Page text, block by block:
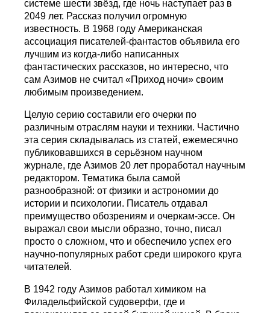
системе шести звёзд, где ночь наступает раз в
2049 лет. Рассказ получил огромную
известность. В 1968 году Американская
ассоциация писателей-фантастов объявила его
лучшим из когда-либо написанных
фантастических рассказов, но интересно, что
сам Азимов не считал «Приход ночи» своим
любимым произведением.
Целую серию составили его очерки по
различным отраслям науки и техники. Частично
эта серия складывалась из статей, ежемесячно
публиковавшихся в серьёзном научном
журнале, где Азимов 20 лет проработал научным
редактором. Тематика была самой
разнообразной: от физики и астрономии до
истории и психологии. Писатель отдавал
преимущество обозрениям и очеркам-эссе. Он
выражал свои мысли образно, точно, писал
просто о сложном, что и обеспечило успех его
научно-популярных работ среди широкого круга
читателей.
В 1942 году Азимов работал химиком на
Филадельфийской судоверфи, где и